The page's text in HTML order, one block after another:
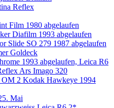
Reflex
Film 1980 abgelaufen
Diafilm 1993 abgelaufen
Slide SO 279 1987 abgelaufen
Goldeck
1993 abgelaufen, Leica R6
Ars Imago 320
2 Kodak Hawkeye 1994
Mai